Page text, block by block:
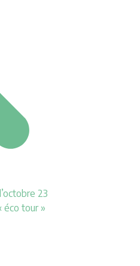
23
éco tour »